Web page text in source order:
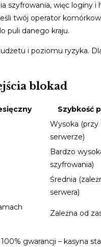
szyfrowania, więc loginy i
twój operator
puli danego kraju.
i poziomu ryzyka.
blokad
Szybkość
Wysoka
serwerze)
Bardzo
szyfrowania)
Średnia
serwera)
Zależna od
gwarancji – kasyna